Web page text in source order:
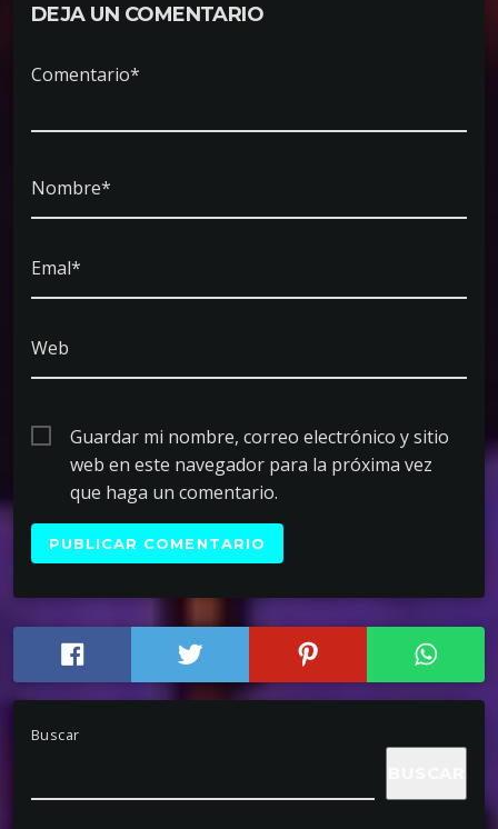
DEJA UN COMENTARIO
Comentario*
Nombre*
Emal*
Web
Guardar mi nombre, correo electrónico y sitio
web en este navegador para la próxima vez
que haga un comentario.
Buscar